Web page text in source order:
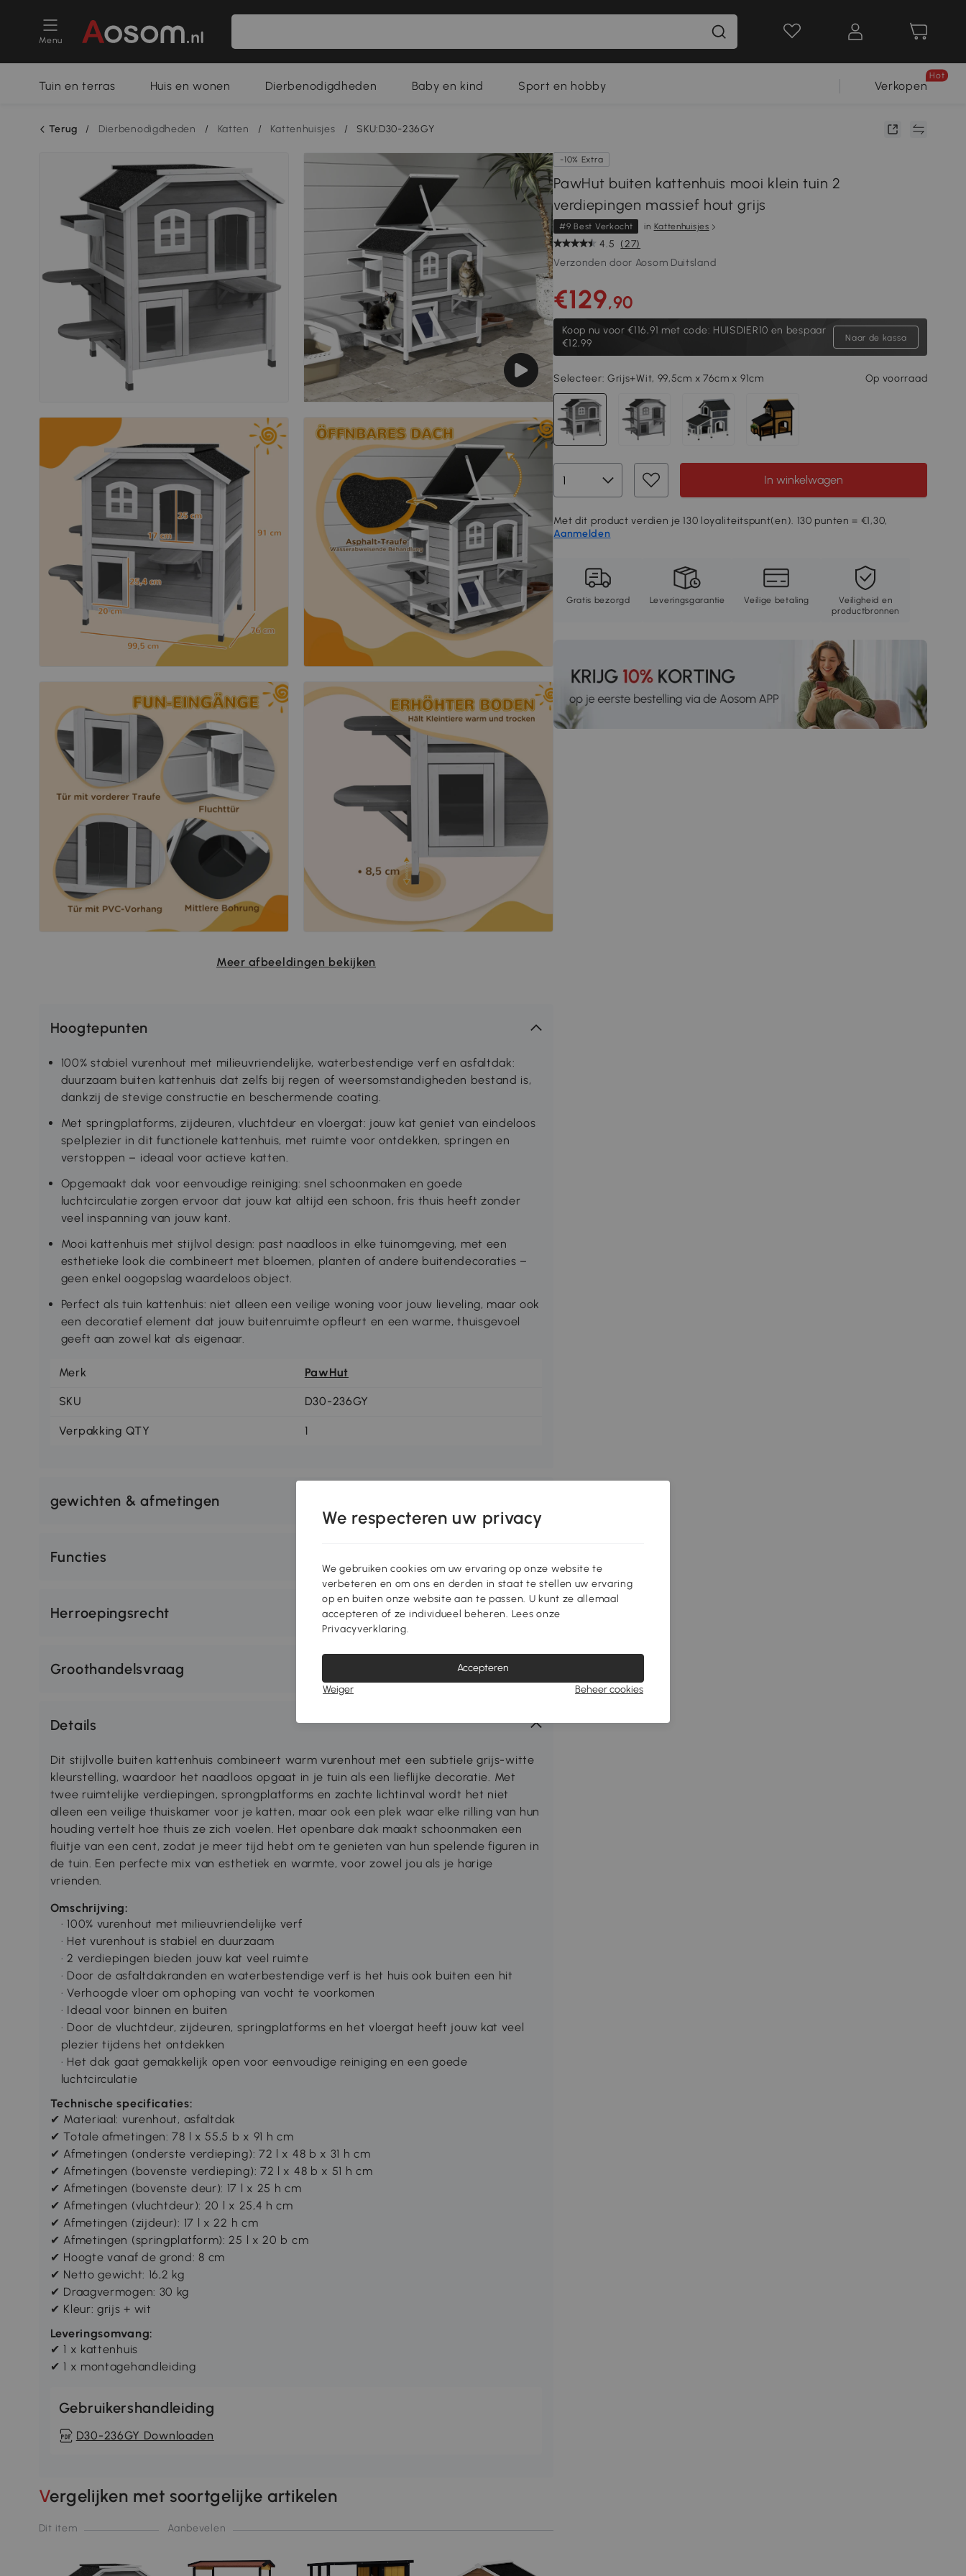
Menu
Tuin en terras Huis en wonen Dierbenodigdheden Baby en kind Sport en hobby Verkopen
Hot
Terug / Dierbenodigdheden / Katten / Kattenhuisjes / SKU:D30-236GY
Meer afbeeldingen bekijken
Hoogtepunten
100% stabiel vurenhout met milieuvriendelijke, waterbestendige verf en asfaltdak:
duurzaam buiten kattenhuis dat zelfs bij regen of weersomstandigheden bestand is,
dankzij de stevige constructie en beschermende coating.
Met springplatforms, zijdeuren, vluchtdeur en vloergat: jouw kat geniet van eindeloos
spelplezier in dit functionele kattenhuis, met ruimte voor ontdekken, springen en
verstoppen – ideaal voor actieve katten.
Opgemaakt dak voor eenvoudige reiniging: snel schoonmaken en goede
luchtcirculatie zorgen ervoor dat jouw kat altijd een schoon, fris thuis heeft zonder
veel inspanning van jouw kant.
Mooi kattenhuis met stijlvol design: past naadloos in elke tuinomgeving, met een
esthetieke look die combineert met bloemen, planten of andere buitendecoraties –
geen enkel oogopslag waardeloos object.
Perfect als tuin kattenhuis: niet alleen een veilige woning voor jouw lieveling, maar ook
een decoratief element dat jouw buitenruimte opfleurt en een warme, thuisgevoel
geeft aan zowel kat als eigenaar.
Merk PawHut
SKU D30-236GY
Verpakking QTY 1
gewichten & afmetingen
Functies
Herroepingsrecht
Groothandelsvraag
Details
Dit stijlvolle buiten kattenhuis combineert warm vurenhout met een subtiele grijs-witte
kleurstelling, waardoor het naadloos opgaat in je tuin als een lieflijke decoratie. Met
twee ruimtelijke verdiepingen, sprongplatforms en zachte lichtinval wordt het niet
alleen een veilige thuiskamer voor je katten, maar ook een plek waar elke rilling van hun
houding vertelt hoe thuis ze zich voelen. Het openbare dak maakt schoonmaken een
fluitje van een cent, zodat je meer tijd hebt om te genieten van hun spelende figuren in
de tuin. Een perfecte mix van esthetiek en warmte, voor zowel jou als je harige
vrienden.
Omschrijving:
· 100% vurenhout met milieuvriendelijke verf
· Het vurenhout is stabiel en duurzaam
· 2 verdiepingen bieden jouw kat veel ruimte
· Door de asfaltdakranden en waterbestendige verf is het huis ook buiten een hit
· Verhoogde vloer om ophoping van vocht te voorkomen
· Ideaal voor binnen en buiten
· Door de vluchtdeur, zijdeuren, springplatforms en het vloergat heeft jouw kat veel
plezier tijdens het ontdekken
· Het dak gaat gemakkelijk open voor eenvoudige reiniging en een goede
luchtcirculatie
Technische specificaties:
✔ Materiaal: vurenhout, asfaltdak
✔ Totale afmetingen: 78 l x 55,5 b x 91 h cm
✔ Afmetingen (onderste verdieping): 72 l x 48 b x 31 h cm
✔ Afmetingen (bovenste verdieping): 72 l x 48 b x 51 h cm
✔ Afmetingen (bovenste deur): 17 l x 25 h cm
✔ Afmetingen (vluchtdeur): 20 l x 25,4 h cm
✔ Afmetingen (zijdeur): 17 l x 22 h cm
✔ Afmetingen (springplatform): 25 l x 20 b cm
✔ Hoogte vanaf de grond: 8 cm
✔ Netto gewicht: 16,2 kg
✔ Draagvermogen: 30 kg
✔ Kleur: grijs + wit
Leveringsomvang:
✔ 1 x kattenhuis
✔ 1 x montagehandleiding
Gebruikershandleiding
D30-236GY Downloaden
Vergelijken met soortgelijke artikelen
Dit item Aanbevelen
-10% Extra
PawHut buiten kattenhuis mooi klein tuin 2
verdiepingen massief hout grijs
#9 Best Verkocht in Kattenhuisjes
4.5 (27)
Verzonden door Aosom Duitsland
€129,90
Koop nu voor€116,91 met code: HUISDIER10 en bespaar
€12,99
Naar de kassa
Selecteer: Grijs+Wit, 99,5cm x 76cm x 91cm Op voorraad
In winkelwagen
Met dit product verdien je 130 loyaliteitspunt(en). 130 punten = €1,30,
Aanmelden
Gratis bezorgd Leveringsgarantie Veilige betaling
Veiligheid en
productbronnen
We respecteren uw privacy
We gebruiken cookies om uw ervaring op onze website te
verbeteren en om ons en derden in staat te stellen uw ervaring
op en buiten onze website aan te passen. U kunt ze allemaal
accepteren of ze individueel beheren. Lees onze
Privacyverklaring.
Accepteren
Weiger
Beheer cookies